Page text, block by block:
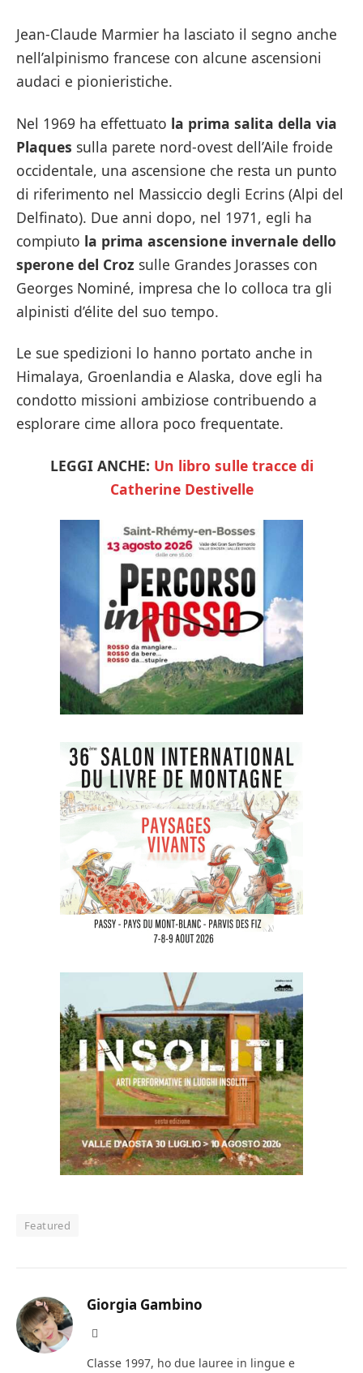
Jean-Claude Marmier ha lasciato il segno anche
nell’alpinismo francese con alcune ascensioni
audaci e pionieristiche.
Nel 1969 ha effettuato la prima salita della via
Plaques sulla parete nord-ovest dell’Aile froide
occidentale, una ascensione che resta un punto
di riferimento nel Massiccio degli Ecrins (Alpi del
Delfinato). Due anni dopo, nel 1971, egli ha
compiuto la prima ascensione invernale dello
sperone del Croz sulle Grandes Jorasses con
Georges Nominé, impresa che lo colloca tra gli
alpinisti d’élite del suo tempo.
Le sue spedizioni lo hanno portato anche in
Himalaya, Groenlandia e Alaska, dove egli ha
condotto missioni ambiziose contribuendo a
esplorare cime allora poco frequentate.
LEGGI ANCHE: Un libro sulle tracce di
Catherine Destivelle
Featured
Giorgia Gambino
Classe 1997, ho due lauree in lingue e